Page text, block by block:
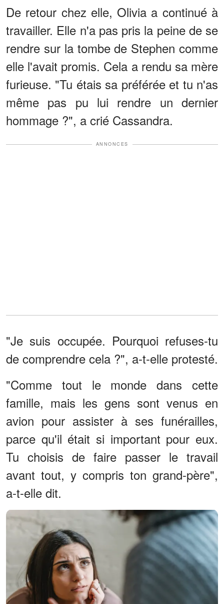
De retour chez elle, Olivia a continué à
travailler. Elle n'a pas pris la peine de se
rendre sur la tombe de Stephen comme
elle l'avait promis. Cela a rendu sa mère
furieuse. "Tu étais sa préférée et tu n'as
même pas pu lui rendre un dernier
hommage ?", a crié Cassandra.
ANNONCES
"Je suis occupée. Pourquoi refuses-tu
de comprendre cela ?", a-t-elle protesté.
"Comme tout le monde dans cette
famille, mais les gens sont venus en
avion pour assister à ses funérailles,
parce qu'il était si important pour eux.
Tu choisis de faire passer le travail
avant tout, y compris ton grand-père",
a-t-elle dit.